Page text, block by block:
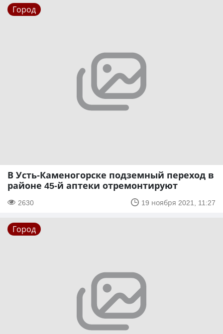
Город
В Усть-Каменогорске подземный переход в
районе 45-й аптеки отремонтируют
2630 19 ноября 2021, 11:27
Город